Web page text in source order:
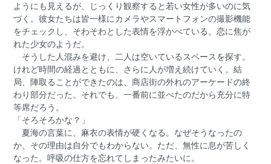
ようにも見えるが、じっくり観察すると若い女性が多いのに気
づく。彼女たちは皆一様にカメラやスマートフォンの撮影機能
をチェックし、そわそわとした表情を浮かべている。恋に焦が
れた少女のようだ。
そうした人混みを避け、二人は空いているスペースを探す。
けれど時間の経過とともに、さらに人が増え続けていく。結
局、陣取ることができたのは、商店街の外れのアーケードの終
わり部分だった。それでも、一番前に並べたのだから充分に特
等席だろう。
「そろそろかな？」
夏海の言葉に、麻衣の表情が硬くなる。なぜそうなったの
か、その理由は自分でもわからない。ただ、無性に息が苦しく
なった。呼吸の仕方を忘れてしまったみたいに。